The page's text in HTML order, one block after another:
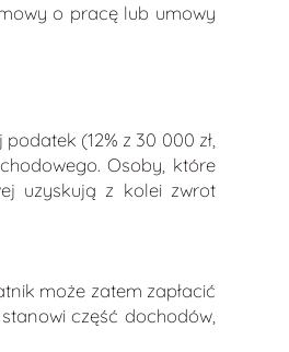
o pracę lub umowy
(12% z 30 000 zł,
Osoby, które
uzyskują z kolei zwrot
może zatem zapłacić
część dochodów,